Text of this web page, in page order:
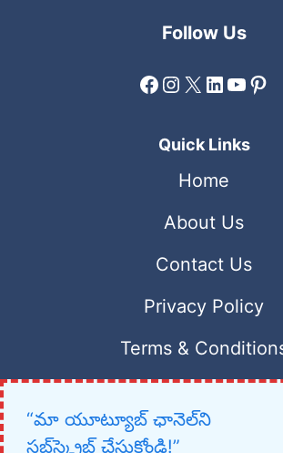
Follow Us
Facebook
Instagram
X LinkedIn
Quick Links
Home
About Us
Contact Us
Privacy Policy
Terms &
Copyright © 2023 – 2026 New Christian
“మా యూట్యూబ్ ఛానెల్‌ని
సబ్‌స్క్రైబ్ చేసుకోండి!”